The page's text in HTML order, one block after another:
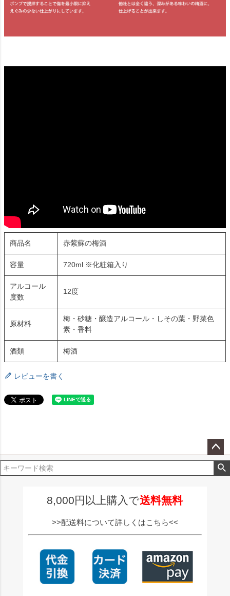
商品名 赤紫蘇の梅酒
容量 720ml ※化粧箱入り
アルコール
度数
12度
原材料
梅・砂糖・醸造アルコール・しその葉・野菜色
素・香料
酒類 梅酒
レビューを書く
ペー
ジト
8,000円以上購入で送料無料
>>配送料について詳しくはこちら<<